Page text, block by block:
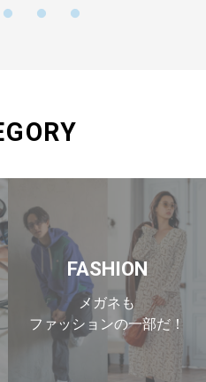
FASHION
メガネも
ファッションの一部だ！